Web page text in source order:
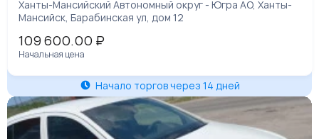
ХТТ39629030450484
Ханты-Мансийский Автономный округ - Югра АО, Ханты-
Мансийск, Барабинская ул, дом 12
109 600.00 ₽
Начальная цена
Начало торгов через 14 дней